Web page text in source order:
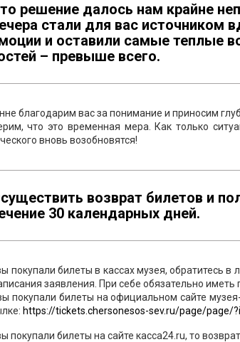
решение далось нам крайне
стали для вас источником
и оставили самые теплые
– превыше всего.
благодарим вас за понимание и приносим
что это временная мера. Как только
вновь возобновятся!
возврат билетов и
30 календарных дней.
покупали билеты в кассах музея, обратитесь
заявления. При себе обязательно иметь
покупали билеты на официальном сайте
https://tickets.chersonesos-sev.ru/page/page/
покупали билеты на сайте касса24.ru, то